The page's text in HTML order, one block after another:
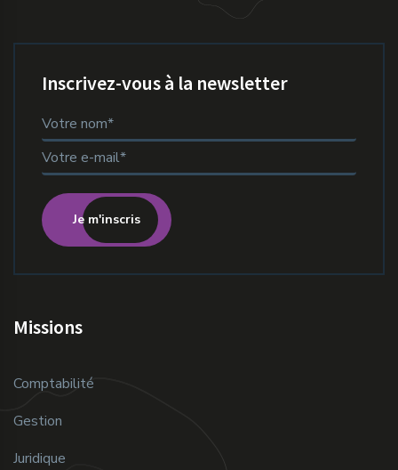
Inscrivez-vous à la newsletter
Je m'inscris
Missions
Comptabilité
Gestion
Juridique